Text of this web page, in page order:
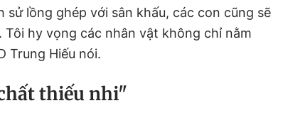
sử lồng ghép với sân khấu, các con cũng sẽ
hy vọng các nhân vật không chỉ nằm
Trung Hiếu nói.
thiếu nhi"